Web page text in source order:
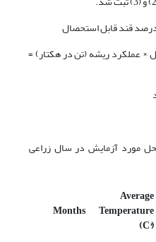
× عملکرد ریشه‌ (تن‌ در هکتار) =
مورد آزمایش در سال زراعی
Average
Temperature
(C°)
Months